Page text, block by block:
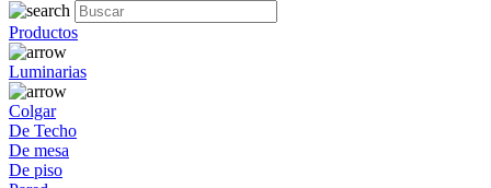
Productos
Luminarias
Colgar
De Techo
De mesa
De piso